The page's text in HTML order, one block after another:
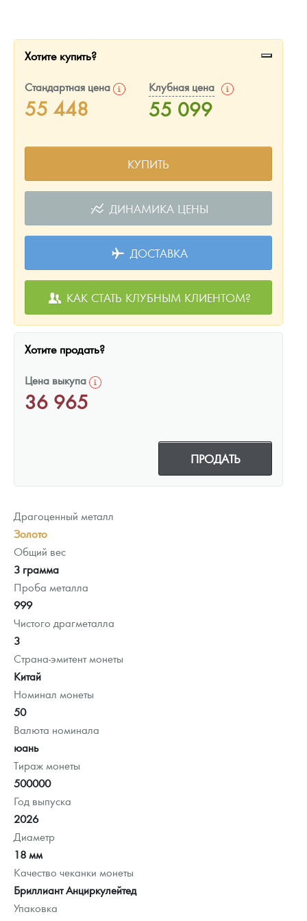
Наборы подарочных и коллекционных монет
Монеты и жетоны из недрагоценных металлов
Хотите купить?
Стандартная цена
55 448
Клубная цена
55 099
КУПИТЬ
ДИНАМИКА ЦЕНЫ
ДОСТАВКА
КАК СТАТЬ КЛУБНЫМ КЛИЕНТОМ?
Хотите продать?
Цена выкупа
36 965
ПРОДАТЬ
Драгоценный металл
Золото
Общий вес
3 грамма
Проба металла
999
Чистого драгметалла
3
Страна-эмитент монеты
Китай
Номинал монеты
50
Валюта номинала
юань
Тираж монеты
500000
Год выпуска
2026
Диаметр
18 мм
Качество чеканки монеты
Бриллиант Анциркулейтед
Упаковка